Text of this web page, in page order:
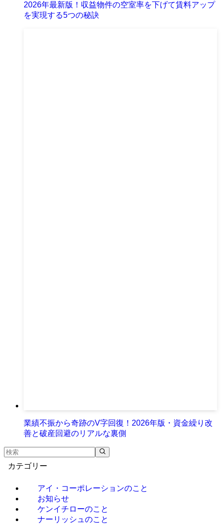
2026年最新版！収益物件の空室率を下げて賃料アップ
を実現する5つの秘訣
業績不振から奇跡のV字回復！2026年版・資金繰り改
善と破産回避のリアルな裏側
カテゴリー
アイ・コーポレーションのこと
お知らせ
ケンイチローのこと
ナーリッシュのこと